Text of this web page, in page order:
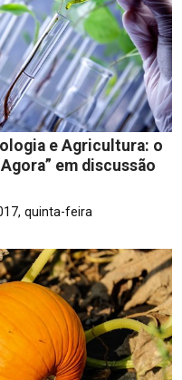
e Agricultura: o
em discussão
quinta-feira